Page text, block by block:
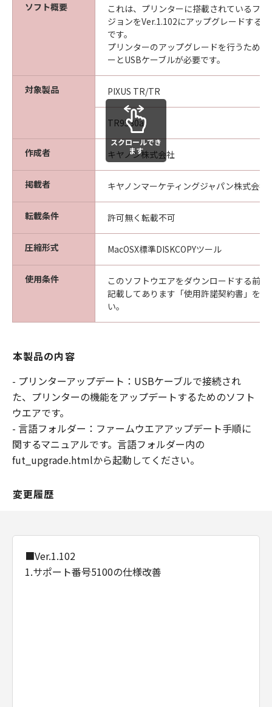
ソフト概要
これは、プリンターに搭載されているフ
ジョンをVer.1.102にアップグレードする
です。
プリンターのアップグレードを行うため
ーとUSBケーブルが必要です。
対象製品 PIXUS TR/TR
TR9530a
作成者 キヤノン株式会社
掲載者 キヤノンマーケティングジャパン株式会社
転載条件 許可無く転載不可
圧縮形式 MacOSX標準DISKCOPYツール
使用条件
このソフトウエアをダウンロードする前
記載してあります「使用許諾契約書」を
い。
スクロールでき
ます
本製品の内容
- プリンターアップデート：USBケーブルで接続され
た、プリンターの機能をアップデートするためのソフト
ウエアです。
- 言語フォルダー：ファームウエアアップデート手順に
関するマニュアルです。言語フォルダー内の
fut_upgrade.htmlから起動してください。
変更履歴
■Ver.1.102
1.サポート番号5100の仕様改善